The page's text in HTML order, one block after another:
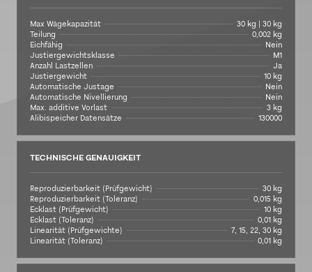
Max Wägekapazität
30 kg | 30 kg
Teilung
0,002 kg
Eichfähig
Nein
Justiergewichtsklasse
M1
Anzahl Lastzellen
Ja
Justiergewicht
10 kg
Automatische Justage
Nein
Automatische Nivellierung
Nein
Max. additive Vorlast
3 kg
Alibispeicher Datensätze
130000
TECHNISCHE GENAUIGKEIT
Reproduzierbarkeit (Prüfgewicht)
30 kg
Reproduzierbarkeit (Toleranz)
0,015 kg
Ecklast (Prüfgewicht)
10 kg
Ecklast (Toleranz)
0,01 kg
Linearität (Prüfgewichte)
7, 15, 22, 30 kg
Linearität (Toleranz)
0,01 kg